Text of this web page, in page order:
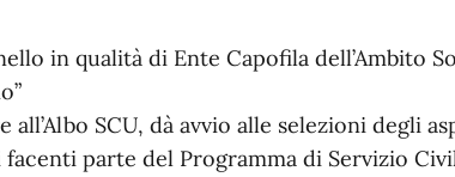
in qualità di Ente Capofila dell’Ambito
all’Albo SCU, dà avvio alle selezioni degli
parte del Programma di Servizio